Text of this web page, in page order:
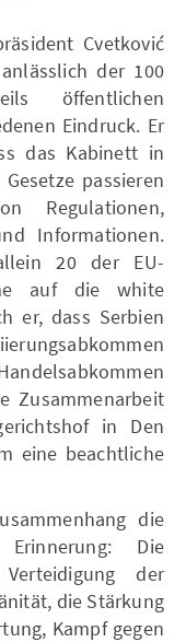
Cvetković
der 100
öffentlichen
Eindruck. Er
das Kabinett in
passieren
Regulationen,
Informationen.
20 der EU-
auf die white
er, dass Serbien
Zusammenarbeit
in Den
eine beachtliche
die
Die
der
die Stärkung
Kampf gegen